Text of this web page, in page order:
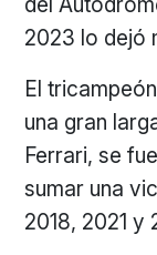
2023 lo dejó
El
una gran
Ferrari, se
sumar una
2018, 2021 y